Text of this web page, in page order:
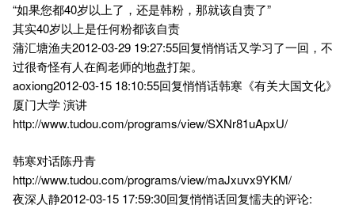
“如果您都40岁以上了，还是韩粉，那就该自责了”
其实40岁以上是任何粉都该自责
蒲汇塘渔夫2012-03-29 19:27:55回复悄悄话又学习了一回，不
过很奇怪有人在阎老师的地盘打架。
aoxiong2012-03-15 18:10:55回复悄悄话韩寒《有关大国文化》
厦门大学 演讲
http://www.tudou.com/programs/view/SXNr81uApxU/
韩寒对话陈丹青
http://www.tudou.com/programs/view/maJxuvx9YKM/
夜深人静2012-03-15 17:59:30回复悄悄话回复懦夫的评论: